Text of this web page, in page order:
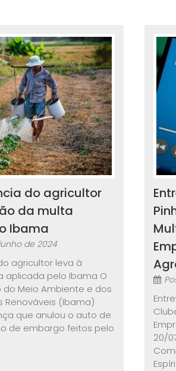
do agricultor
da multa
Ibama
junho de 2024
agricultor leva à
aplicada pelo Ibama O
do Meio Ambiente e dos
Renováveis (Ibama)
que anulou o auto de
de embargo feitos pelo
20/